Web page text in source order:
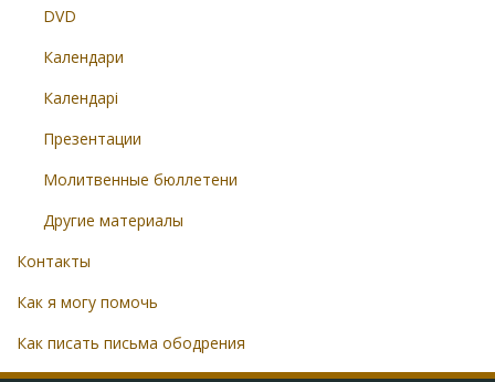
DVD
Календари
Календарі
Презентации
Молитвенные бюллетени
Другие материалы
Контакты
Как я могу помочь
Как писать письма ободрения